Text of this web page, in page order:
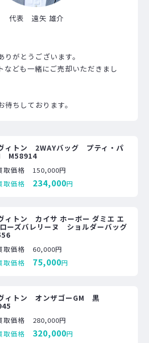
代表 遠矢 雄介
がとうございます。
なども一緒にご売却いただきまし
待ちしております。
ィトン 2WAYバッグ プティ・パ
M58914
取価格
150,000円
取価格
234,000円
ィトン カイサ ホーボー ダミエ エ
ーズバレリーヌ ショルダーバッグ
取価格
60,000円
取価格
75,000円
ィトン オンザゴーGM 黒
取価格
280,000円
取価格
320,000円